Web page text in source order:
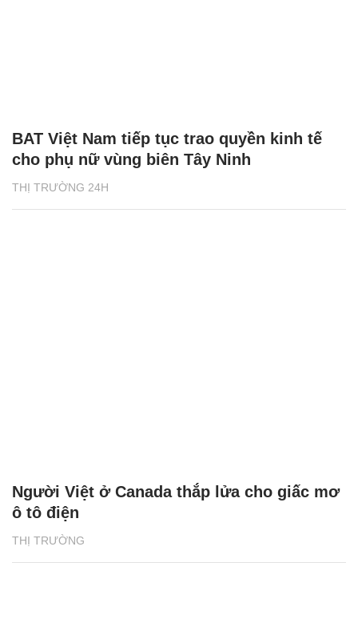
THỊ TRƯỜNG 24H
BAT Việt Nam tiếp tục trao quyền kinh tế
cho phụ nữ vùng biên Tây Ninh
THỊ TRƯỜNG
Người Việt ở Canada thắp lửa cho giấc mơ
ô tô điện